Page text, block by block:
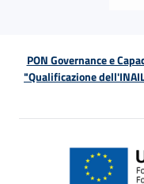
PON Governance e
"Qualificazione